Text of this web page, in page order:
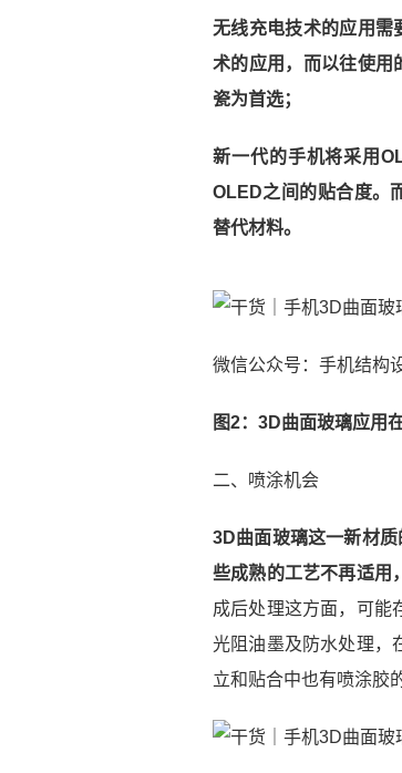
无线充电技术的应用需
术的应用，而以往使用
瓷为首选；
新一代的手机将采用
OLED之间的贴合度。
替代材料。
微信公众号：手机结构
图2：3D曲面玻璃应用
二、喷涂机会
3D曲面玻璃这一新材
些成熟的工艺不再适用
成后处理这方面，可能
光阻油墨及防水处理，
立和贴合中也有喷涂胶